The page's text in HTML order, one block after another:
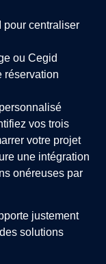
pour centraliser
ou Cegid
réservation
vos trois
votre projet
une intégration
onéreuses par
justement
solutions